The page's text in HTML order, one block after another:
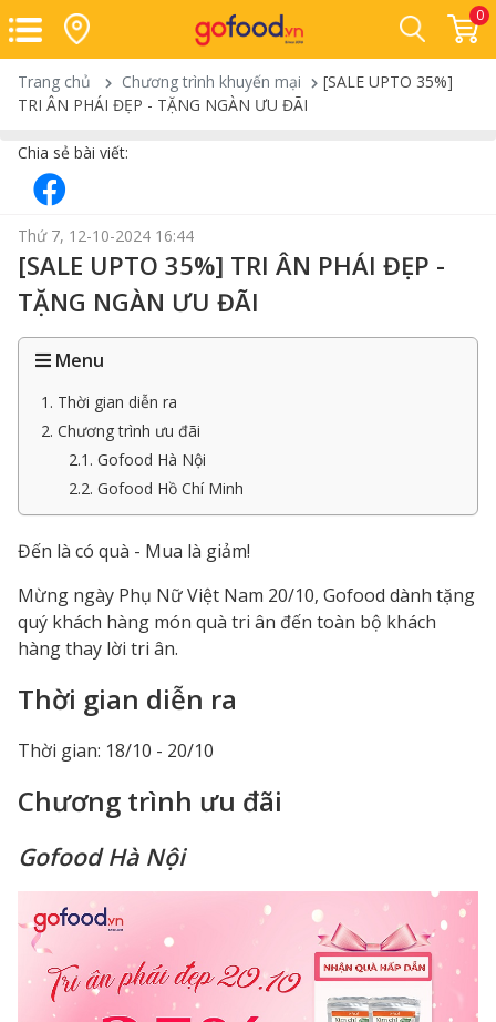
0
Trang chủ Chương trình khuyến mại
[SALE UPTO 35%]
TRI ÂN PHÁI ĐẸP - TẶNG NGÀN ƯU ĐÃI
Chia sẻ bài viết:
Thứ 7, 12-10-2024 16:44
[SALE UPTO 35%] TRI ÂN PHÁI ĐẸP -
TẶNG NGÀN ƯU ĐÃI
Menu
1. Thời gian diễn ra
2. Chương trình ưu đãi
2.1. Gofood Hà Nội
2.2. Gofood Hồ Chí Minh
Đến là có quà - Mua là giảm!
Mừng ngày Phụ Nữ Việt Nam 20/10, Gofood dành tặng
quý khách hàng món quà tri ân đến toàn bộ khách
hàng thay lời tri ân.
Thời gian diễn ra
Thời gian: 18/10 - 20/10
Chương trình ưu đãi
Gofood Hà Nội